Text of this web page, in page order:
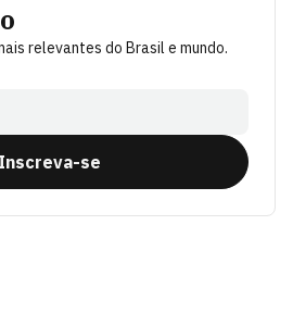
relevantes do Brasil e mundo.
Inscreva-se